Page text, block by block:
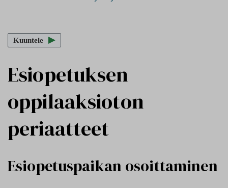
Kuuntele
Esiopetuksen
oppilaaksioton
periaatteet
Esiopetuspaikan osoittaminen